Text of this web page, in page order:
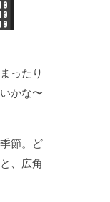
ったり
かな〜
節。ど
、広角